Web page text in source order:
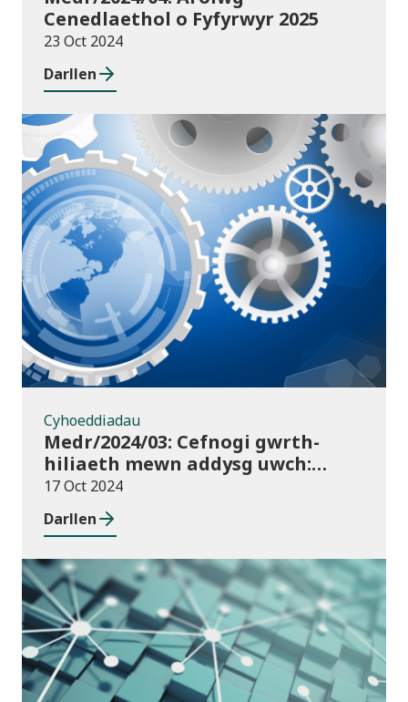
Cenedlaethol o Fyfyrwyr 2025
23 Oct 2024
Darllen
Cyhoeddiadau
Cyhoeddiadau
Medr/2024/03: Cefnogi gwrth-
hiliaeth mewn addysg uwch:
canllawiau a dyraniadau 2024/25
17 Oct 2024
Darllen